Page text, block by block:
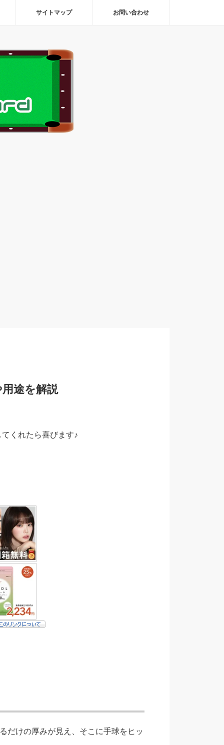
サイトマップ お問い合わせ
途を解説
くれたら喜びます♪
だけの厚みが見え、そこに手球をヒッ